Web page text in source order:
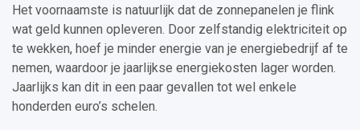
Het voornaamste is natuurlijk dat de zonnepanelen je flink
wat geld kunnen opleveren. Door zelfstandig elektriciteit op
te wekken, hoef je minder energie van je energiebedrijf af te
nemen, waardoor je jaarlijkse energiekosten lager worden.
Jaarlijks kan dit in een paar gevallen tot wel enkele
honderden euro’s schelen.